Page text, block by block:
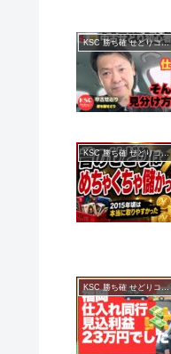
KSC 勝ち確 せどりコミュニティ
KSC 勝ち確 せどりコミュニティ
KSC 勝ち確 せどりコミュニティ